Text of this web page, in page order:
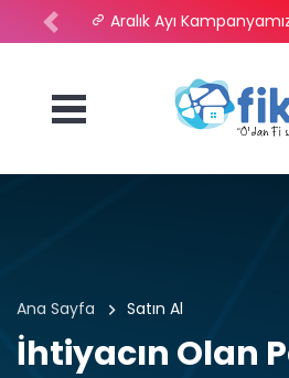
Aralık Ayı
Previous
Ana Sayfa Satın Al
İhtiyacın Olan